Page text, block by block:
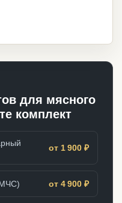
для мясного
комплект
от 1 900 ₽
от 4 900 ₽